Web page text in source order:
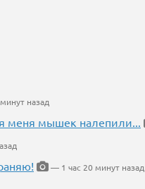
назад
меня мышек налепили...
— 1 час 20 минут назад